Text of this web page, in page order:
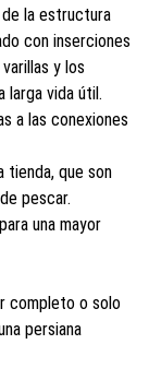
la estructura
con inserciones
y los
larga vida útil.
a las conexiones
tienda, que son
pescar.
una mayor
completo o solo
persiana